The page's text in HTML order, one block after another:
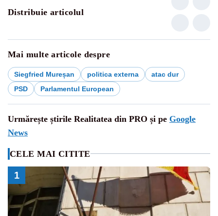
Distribuie articolul
Mai multe articole despre
Siegfried Mureșan politica externa
atac dur
PSD
Parlamentul European
Urmărește știrile Realitatea din PRO și pe Google
News
CELE MAI CITITE
1